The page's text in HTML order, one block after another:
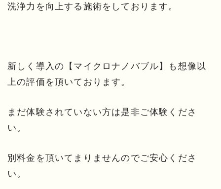
洗浄力を向上する施術をしております。
新しく導入の【マイクロナノバブル】も想像以
上の評価を頂いております。
まだ体験されていない方は是非ご体験くださ
い。
別料金を頂いてまりませんのでご安心くださ
い。